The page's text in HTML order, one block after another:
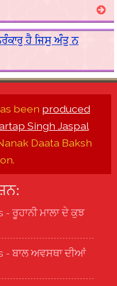
ਹੈ ਜਿਸੁ ਅੰਤੁ ਨ
been produced
Singh Jaspal
Daata Baksh
ਰੂਹਾਨੀ ਮਾਲਾ ਦੇ ਕੁਝ
- ਬਾਲ ਅਵਸਥਾ ਦੀਆਂ